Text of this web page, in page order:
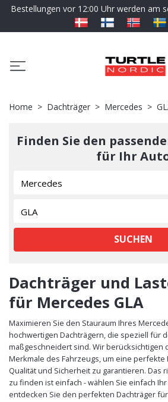
Bestellungen vor 12:00 Uhr werden am
Home Dachträger Mercedes
Finden Sie den
für Ihr
SUCHEN
Dachträger und
für Mercedes GLA
Maximieren Sie den Stauraum Ihres
hochwertigen Dachträgern, die speziell für
maßgeschneidert sind. Wir berücksichtigen
Merkmale des Fahrzeugs, um eine
Qualität und Sicherheit zu garantieren. Das
zu finden ist einfach - wählen Sie einfach
entdecken Sie den perfekten Dachträger